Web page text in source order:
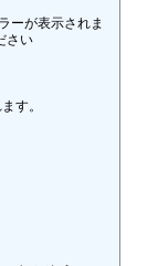
ーが表示されま
す。